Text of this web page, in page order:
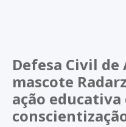
Defesa Civil
mascote
ação educativa